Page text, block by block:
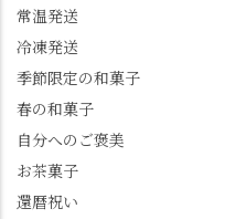
954-0400 営業時間 10:00
@mizuha_kitagawa #セン
ス長岡京 #SENSE長岡
京公式アンバサダー #み
ずは北川 私のアカウン
グルメをメインに発
信。お店選びの参考な
常温発送
冷凍発送
季節限定の和菓子
春の和菓子
自分へのご褒美
お茶菓子
還暦祝い